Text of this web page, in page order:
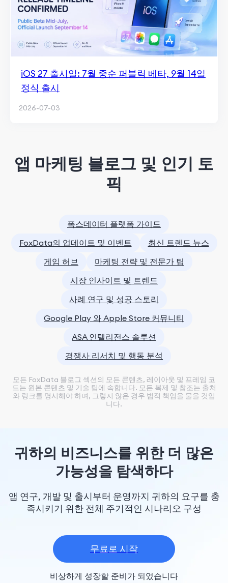
iOS 27 출시일: 7월 중순 퍼블릭 베타, 9월 14일
정식 출시
2026-07-03
앱 마케팅 블로그 및 인기 토
픽
폭스데이터 플랫폼 가이드
FoxData의 업데이트 및 이벤트
최신 트렌드 뉴스
게임 허브
마케팅 전략 및 전문가 팁
시장 인사이트 및 트렌드
사례 연구 및 성공 스토리
Google Play 와 Apple Store 커뮤니티
ASA 인텔리전스 솔루션
경쟁사 리서치 및 행동 분석
모든 FoxData 블로그 섹션의 모든 콘텐츠, 레이아웃 및 프레임 코
드는 원본 콘텐츠 및 기술 팀에 속합니다. 모든 복제 및 참조는 출처
와 링크를 명시해야 하며, 그렇지 않은 경우 법적 책임을 물을 것입
니다.
귀하의 비즈니스를 위한 더 많은
가능성을 탐색하다
앱 연구, 개발 및 출시부터 운영까지 귀하의 요구를 충
족시키기 위한 전체 주기적인 시나리오 구성
무료로 시작
비상하게 성장할 준비가 되었습니다